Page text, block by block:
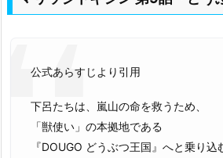
公式あらすじより引用
下呂たちは、嵐山の命を救うため、
「獣使い」の本拠地である
『DOUGO どうぶつ王国』へと乗り込